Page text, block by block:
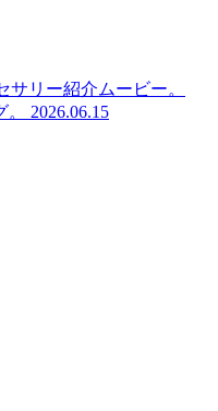
サリー紹介ムービー。
2026.06.15